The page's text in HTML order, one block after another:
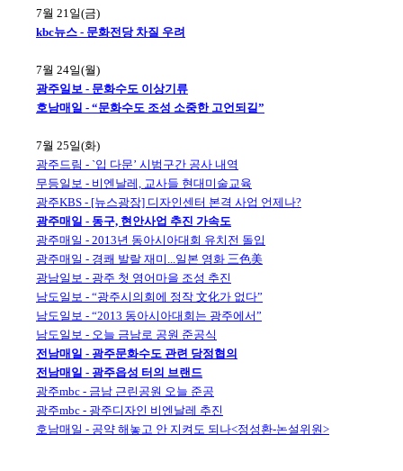
7월 21일(금)
kbc뉴스 - 문화전당 차질 우려
7월 24일(월)
광주일보 - 문화수도 이상기류
호남매일 - “문화수도 조성 소중한 고언되길”
7월 25일(화)
광주드림 - `입 다문’ 시범구간 공사 내역
무등일보 - 비엔날레, 교사들 현대미술교육
광주KBS - [뉴스광장] 디자인센터 본격 사업 언제나?
광주매일 - 동구, 현안사업 추진 가속도
광주매일 - 2013년 동아시아대회 유치전 돌입
광주매일 - 경쾌 발랄 재미...일본 영화 三色美
광남일보 - 광주 첫 영어마을 조성 추진
남도일보 - “광주시의회에 정작 文化가 없다”
남도일보 - “2013 동아시아대회는 광주에서”
남도일보 - 오늘 금남로 공원 준공식
전남매일 - 광주문화수도 관련 당정협의
전남매일 - 광주읍성 터의 브랜드
광주mbc - 금남 근린공원 오늘 준공
광주mbc - 광주디자인 비엔날레 추진
호남매일 - 공약 해놓고 안 지켜도 되나<정성환-논설위원>